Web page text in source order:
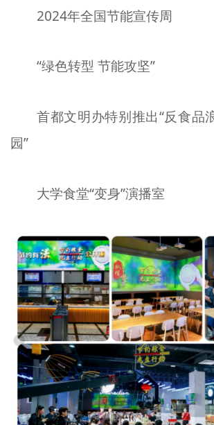
专题2024年全国节能宣传周
“绿色转型 节能攻坚”
首都文明办特别推出“反食品
园”
大学食堂“变身”演播室